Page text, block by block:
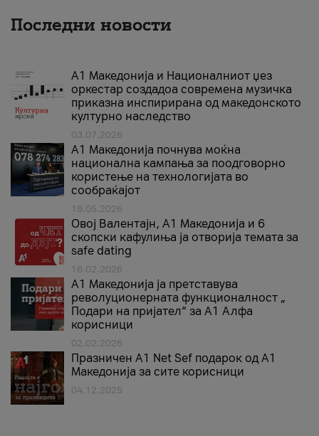
Последни новости
А1 Македонија и Националниот џез
оркестар создадоа современа музичка
приказна инспирирана од македонското
културно наследство
03.07.2026
A1 Македонија почнува моќна
национална кампања за поодговорно
користење на технологијата во
сообраќајот
18.05.2026
Овој Валентајн, A1 Македонија и 6
скопски кафулиња ја отворија темата за
safe dating
16.02.2026
А1 Македонија ја претставува
револуционерната функционалност „
Подари на пријател“ за А1 Алфа
корисници
02.02.2026
Празничен A1 Net Sеf подарок од А1
Македонија за сите корисници
04.12.2025